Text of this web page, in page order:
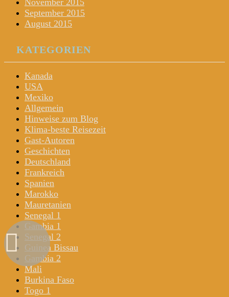
September 2015
August 2015
KATEGORIEN
Kanada
USA
Mexiko
Allgemein
Hinweise zum Blog
Klima-beste Reisezeit
Gast-Autoren
Geschichten
Deutschland
Frankreich
Spanien
Marokko
Mauretanien
Senegal 1
Gambia 1
Senegal 2
Guinea Bissau
Gambia 2
Mali
Burkina Faso
Togo 1